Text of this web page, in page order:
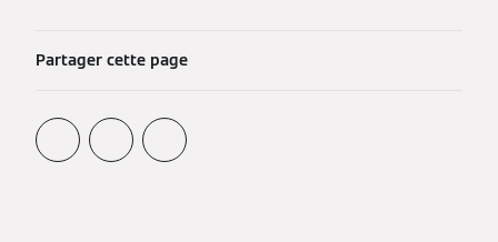
Partager cette page